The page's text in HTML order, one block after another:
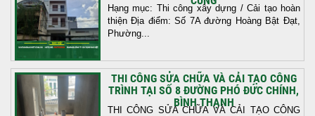
Hạng mục: Thi công xây dựng / Cải tạo hoàn
thiện Địa điểm: Số 7A đường Hoàng Bật Đạt,
Phường...
THI CÔNG SỬA CHỮA VÀ CẢI TẠO CÔNG
TRÌNH TẠI SỐ 8 ĐƯỜNG PHÓ ĐỨC CHÍNH,
BÌNH THẠNH
THI CÔNG SỬA CHỮA VÀ CẢI TẠO CÔNG